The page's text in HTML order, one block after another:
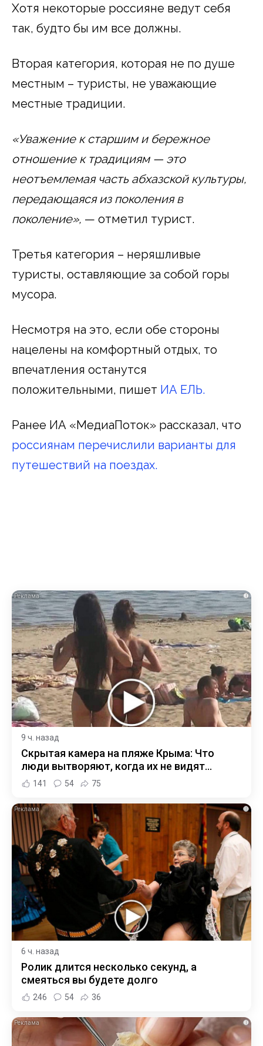
Хотя некоторые россияне ведут себя
так, будто бы им все должны.
Вторая категория, которая не по душе
местным – туристы, не уважающие
местные традиции.
«Уважение к старшим и бережное
отношение к традициям — это
неотъемлемая часть абхазской культуры,
передающаяся из поколения в
поколение», — отметил турист.
Третья категория – неряшливые
туристы, оставляющие за собой горы
мусора.
Несмотря на это, если обе стороны
нацелены на комфортный отдых, то
впечатления останутся
положительными, пишет ИА ЕЛЬ.
Ранее ИА «МедиаПоток» рассказал, что
россиянам перечислили варианты для
путешествий на поездах.
i
9 ч. назад
Скрытая камера на пляже Крыма: Что
люди вытворяют, когда их не видят...
141 54 75
i
6 ч. назад
Ролик длится несколько секунд, а
смеяться вы будете долго
246 54 36
i